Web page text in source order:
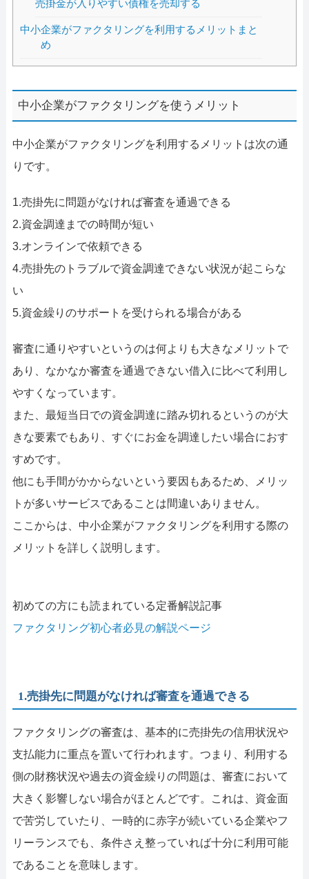
売掛金が入りやすい債権を売却する
中小企業がファクタリングを利用するメリットまと
め
中小企業がファクタリングを使うメリット
中小企業がファクタリングを利用するメリットは次の通
りです。
1.売掛先に問題がなければ審査を通過できる
2.資金調達までの時間が短い
3.オンラインで依頼できる
4.売掛先のトラブルで資金調達できない状況が起こらな
い
5.資金繰りのサポートを受けられる場合がある
審査に通りやすいというのは何よりも大きなメリットで
あり、なかなか審査を通過できない借入に比べて利用し
やすくなっています。
また、最短当日での資金調達に踏み切れるというのが大
きな要素でもあり、すぐにお金を調達したい場合におす
すめです。
他にも手間がかからないという要因もあるため、メリッ
トが多いサービスであることは間違いありません。
ここからは、中小企業がファクタリングを利用する際の
メリットを詳しく説明します。
初めての方にも読まれている定番解説記事
ファクタリング初心者必見の解説ページ
1.売掛先に問題がなければ審査を通過できる
ファクタリングの審査は、基本的に売掛先の信用状況や
支払能力に重点を置いて行われます。つまり、利用する
側の財務状況や過去の資金繰りの問題は、審査において
大きく影響しない場合がほとんどです。これは、資金面
で苦労していたり、一時的に赤字が続いている企業やフ
リーランスでも、条件さえ整っていれば十分に利用可能
であることを意味します。